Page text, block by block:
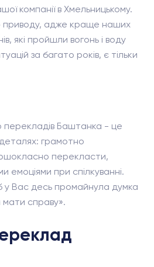
компанії в Хмельницькому.
приводу, адже краще наших
які пройшли вогонь і воду
за багато років, є тільки
перекладів Баштанка - це
деталях: грамотно
перекласти,
емоціями при спілкуванні.
Вас десь промайнула думка
справу».